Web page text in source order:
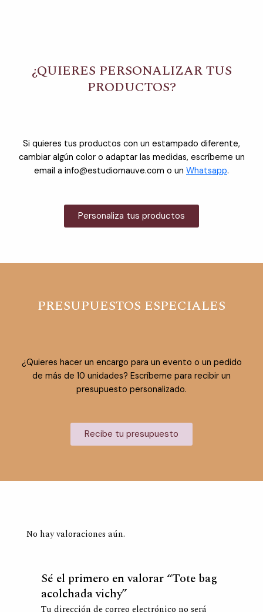
¿QUIERES PERSONALIZAR TUS
PRODUCTOS?
Si quieres tus productos con un estampado diferente,
cambiar algún color o adaptar las medidas, escríbeme un
email a info@estudiomauve.com o un Whatsapp.
Personaliza tus productos
PRESUPUESTOS ESPECIALES
¿Quieres hacer un encargo para un evento o un pedido
de más de 10 unidades? Escríbeme para recibir un
presupuesto personalizado.
Recibe tu presupuesto
No hay valoraciones aún.
Sé el primero en valorar “Tote bag
acolchada vichy”